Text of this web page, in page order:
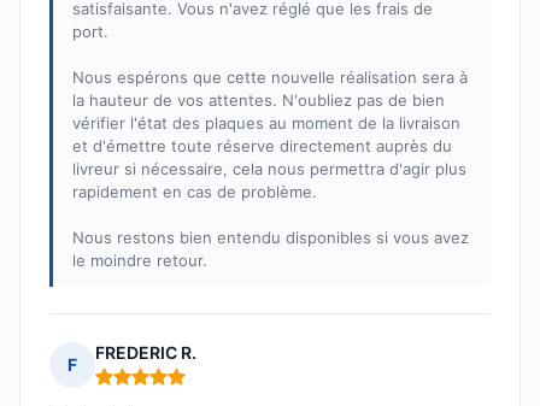
satisfaisante. Vous n'avez réglé que les frais de
port.
Nous espérons que cette nouvelle réalisation sera à
la hauteur de vos attentes. N'oubliez pas de bien
vérifier l'état des plaques au moment de la livraison
et d'émettre toute réserve directement auprès du
livreur si nécessaire, cela nous permettra d'agir plus
rapidement en cas de problème.
Nous restons bien entendu disponibles si vous avez
le moindre retour.
F
FREDERIC R.
Note : 5 sur 5